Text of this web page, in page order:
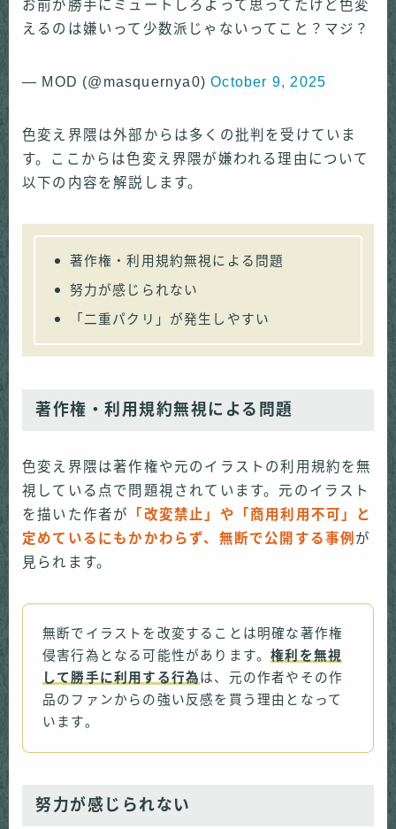
お前が勝手にミュートしろよって思ってたけど色変
えるのは嫌いって少数派じゃないってこと？マジ？
— MOD (@masquernya0)October 9, 2025
色変え界隈は外部からは多くの批判を受けていま
す。ここからは色変え界隈が嫌われる理由について
以下の内容を解説します。
著作権・利用規約無視による問題
努力が感じられない
「二重パクリ」が発生しやすい
著作権・利用規約無視による問題
色変え界隈は著作権や元のイラストの利用規約を無
視している点で問題視されています。元のイラスト
を描いた作者が
「改変禁止」や「商用利用不可」と
定めているにもかかわらず、無断で公開する事例 が
見られます。
無断でイラストを改変することは明確な著作権
侵害行為となる可能性があります。権利を無視
して勝手に利用する行為は、元の作者やその作
品のファンからの強い反感を買う理由となって
います。
努力が感じられない